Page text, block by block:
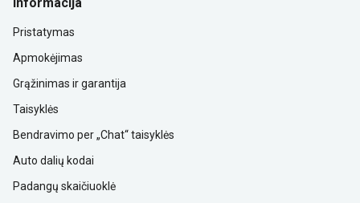
Pristatymas
Apmokėjimas
Grąžinimas ir garantija
Taisyklės
Bendravimo per „Chat“ taisyklės
Auto dalių kodai
Padangų skaičiuoklė